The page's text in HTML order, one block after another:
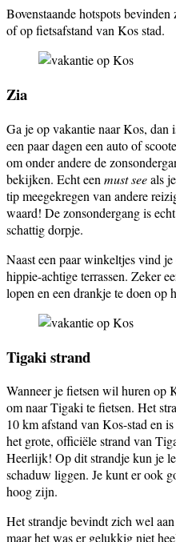
Bovenstaande hotspots
of op fietsafstand van Kos stad.
Zia
Ga je op vakantie naar Kos, dan
een paar dagen een auto of
om onder andere de
bekijken. Echt een must seeals
tip meegekregen van andere
waard! De zonsondergang is
schattig dorpje.
Naast een paar winkeltjes vind
hippie-achtige terrassen. Zeker
lopen en een drankje te doen op
Tigaki strand
Wanneer je fietsen wil huren op
om naar Tigaki te fietsen. Het
10 km afstand van Kos-stad en
het grote, officiële strand van
Heerlijk! Op dit strandje kun je
schaduw liggen. Je kunt er ook
hoog zijn.
Het strandje bevindt zich wel
maar het was er gelukkig niet